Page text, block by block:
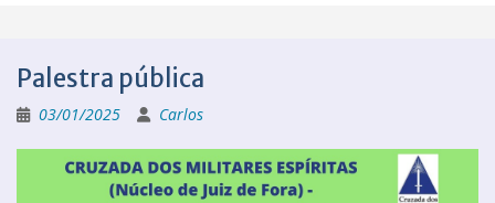
Palestra pública
03/01/2025 Carlos